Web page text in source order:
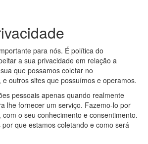
para nós. É política do
a sua privacidade em relação a
que possamos coletar no
e outros sites que possuímos e operamos.
pessoais apenas quando realmente
lhe fornecer um serviço. Fazemo-lo por
com o seu conhecimento e consentimento.
que estamos coletando e como será